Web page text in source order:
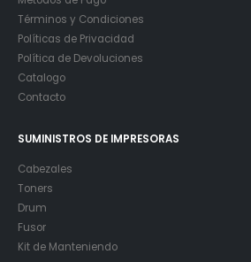
Términos y Condiciones
Políticas de Privacidad
Política de Devoluciones
Catalogo
Contacto
SUMINISTROS DE IMPRESORAS
Cabezales
Toners
Drum
Fusor
Kit de Manteniendo